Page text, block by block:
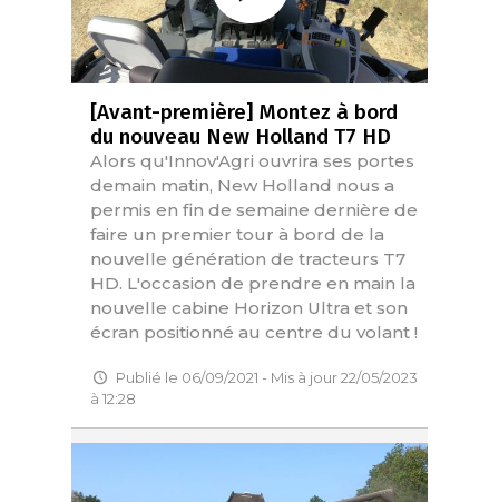
[Avant-première] Montez à bord
du nouveau New Holland T7 HD
Alors qu'Innov'Agri ouvrira ses portes
demain matin, New Holland nous a
permis en fin de semaine dernière de
faire un premier tour à bord de la
nouvelle génération de tracteurs T7
HD. L'occasion de prendre en main la
nouvelle cabine Horizon Ultra et son
écran positionné au centre du volant !
Publié le 06/09/2021 - Mis à jour 22/05/2023
à 12:28